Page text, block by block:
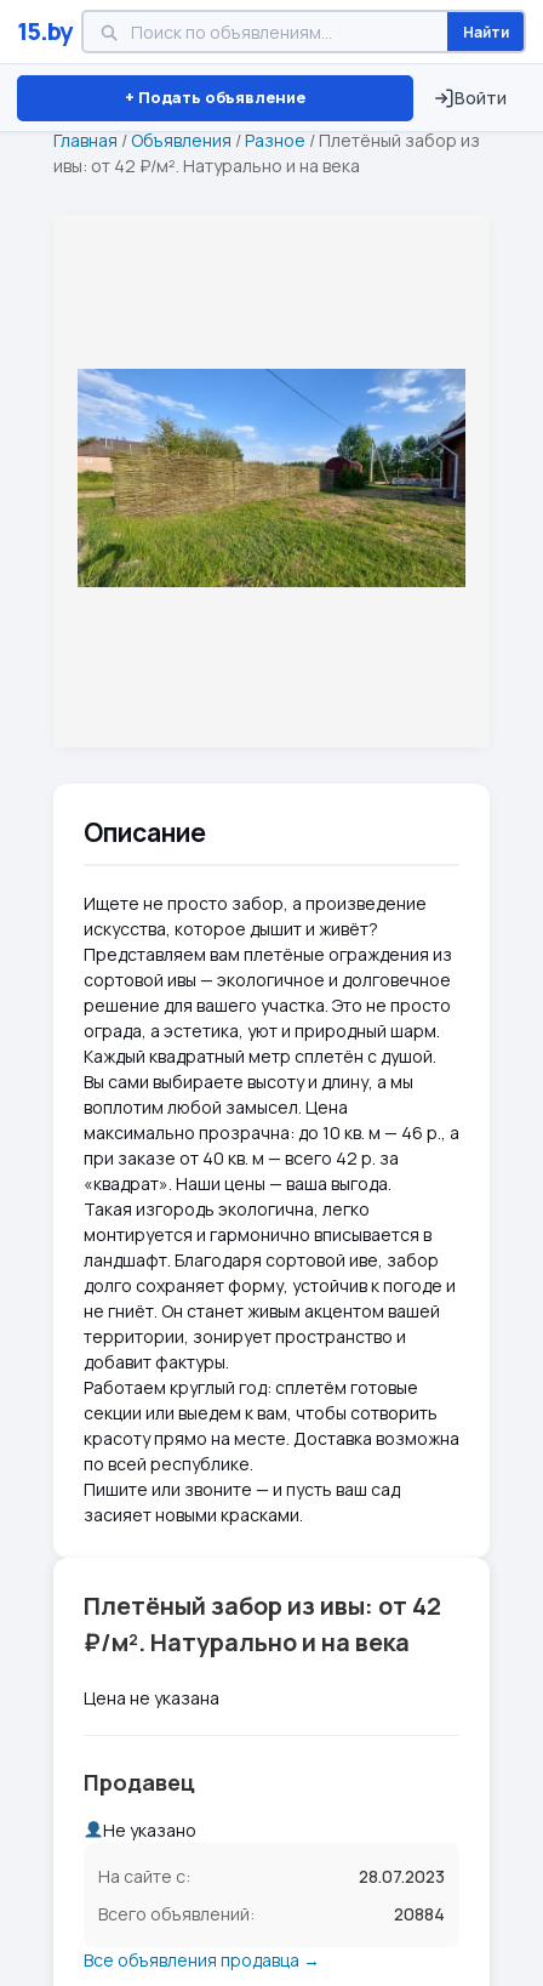
15.by Найти
+ Подать объявление Войти
Минск Витебск Брест ⏱ ТОЛЬКО 15 ДНЕЙ
Главная /Объявления /Разное / Плетёный забор из
ивы: от 42 ₽/м². Натурально и на века
Описание
Ищете не просто забор, а произведение
искусства, которое дышит и живёт?
Представляем вам плетёные ограждения из
сортовой ивы — экологичное и долговечное
решение для вашего участка. Это не просто
ограда, а эстетика, уют и природный шарм.
Каждый квадратный метр сплетён с душой.
Вы сами выбираете высоту и длину, а мы
воплотим любой замысел. Цена
максимально прозрачна: до 10 кв. м — 46 р., а
при заказе от 40 кв. м — всего 42 р. за
«квадрат». Наши цены — ваша выгода.
Такая изгородь экологична, легко
монтируется и гармонично вписывается в
ландшафт. Благодаря сортовой иве, забор
долго сохраняет форму, устойчив к погоде и
не гниёт. Он станет живым акцентом вашей
территории, зонирует пространство и
добавит фактуры.
Работаем круглый год: сплетём готовые
секции или выедем к вам, чтобы сотворить
красоту прямо на месте. Доставка возможна
по всей республике.
Пишите или звоните — и пусть ваш сад
засияет новыми красками.
Плетёный забор из ивы: от 42
₽/м². Натурально и на века
Цена не указана
Продавец
Не указано
На сайте с:
28.07.2023
Всего объявлений:
20884
Все объявления продавца →